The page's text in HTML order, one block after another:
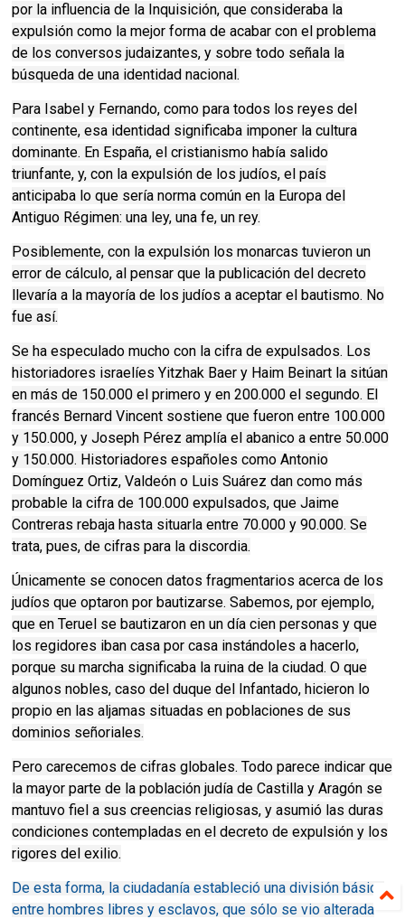
por la influencia de la Inquisición, que consideraba la
expulsión como la mejor forma de acabar con el problema
de los conversos judaizantes, y sobre todo señala la
búsqueda de una identidad nacional.
Para Isabel y Fernando, como para todos los reyes del
continente, esa identidad significaba imponer la cultura
dominante. En España, el cristianismo había salido
triunfante, y, con la expulsión de los judíos, el país
anticipaba lo que sería norma común en la Europa del
Antiguo Régimen: una ley, una fe, un rey.
Posiblemente, con la expulsión los monarcas tuvieron un
error de cálculo, al pensar que la publicación del decreto
llevaría a la mayoría de los judíos a aceptar el bautismo. No
fue así.
Se ha especulado mucho con la cifra de expulsados. Los
historiadores israelíes Yitzhak Baer y Haim Beinart la sitúan
en más de 150.000 el primero y en 200.000 el segundo. El
francés Bernard Vincent sostiene que fueron entre 100.000
y 150.000, y Joseph Pérez amplía el abanico a entre 50.000
y 150.000. Historiadores españoles como Antonio
Domínguez Ortiz, Valdeón o Luis Suárez dan como más
probable la cifra de 100.000 expulsados, que Jaime
Contreras rebaja hasta situarla entre 70.000 y 90.000. Se
trata, pues, de cifras para la discordia.
Únicamente se conocen datos fragmentarios acerca de los
judíos que optaron por bautizarse. Sabemos, por ejemplo,
que en Teruel se bautizaron en un día cien personas y que
los regidores iban casa por casa instándoles a hacerlo,
porque su marcha significaba la ruina de la ciudad. O que
algunos nobles, caso del duque del Infantado, hicieron lo
propio en las aljamas situadas en poblaciones de sus
dominios señoriales.
Pero carecemos de cifras globales. Todo parece indicar que
la mayor parte de la población judía de Castilla y Aragón se
mantuvo fiel a sus creencias religiosas, y asumió las duras
condiciones contempladas en el decreto de expulsión y los
rigores del exilio.
De esta forma, la ciudadanía estableció una división básica
entre hombres libres y esclavos, que sólo se vio alterada